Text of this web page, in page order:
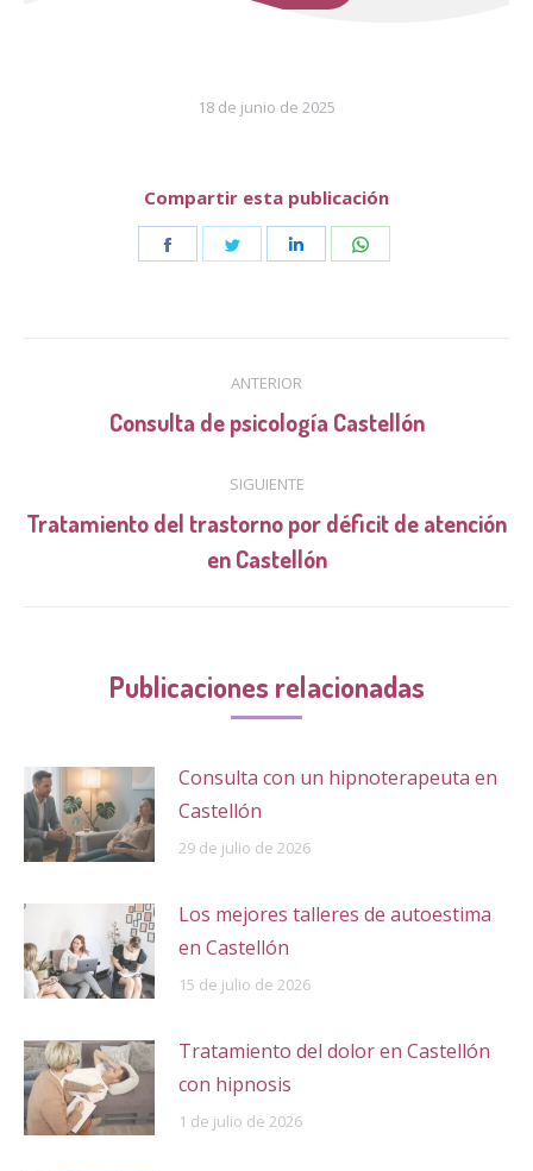
18 de junio de 2025
Compartir esta publicación
Share
Share
Share
entre
publicaciones
ANTERIOR
Publicación
Consulta de psicología Castellón
SIGUIENTE
Publicación
siguiente:
Tratamiento del trastorno por déficit de atención
en Castellón
Publicaciones relacionadas
Consulta con un hipnoterapeuta en
Castellón
29 de julio de 2026
Los mejores talleres de autoestima
en Castellón
15 de julio de 2026
Tratamiento del dolor en Castellón
con hipnosis
1 de julio de 2026